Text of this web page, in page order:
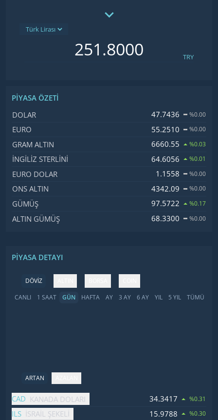
TRY
PIYASA ÖZETI
İsim, Kod
DOLAR 47.7436 %0.00
EURO 55.2510 %0.00
GRAM ALTIN 6660.55 %0.03
İNGILIZ STERLINI 64.6056 %0.01
EURO DOLAR 1.1558 %0.00
ONS ALTIN 4342.09 %0.00
GÜMÜŞ 97.5722 %0.17
ALTIN GÜMÜŞ 68.3300 %0.00
PIYASA DETAYI
DÖVİZ
CANLI
1 SAAT GÜN HAFTA AY 3 AY 6 AY YIL 5 YIL TÜMÜ
ARTAN
İsim FiyatDeğişim
CAD KANADA DOLARI 34.3417 %0.31
ILS İSRAIL ŞEKELI 15.9788 %0.30